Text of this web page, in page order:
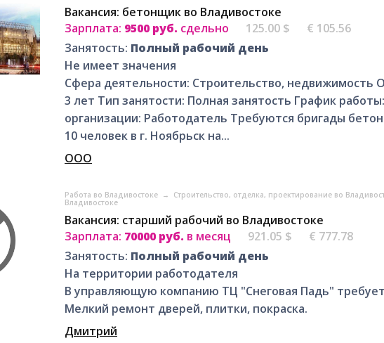
Вакансия: бетонщик во Владивостоке
Зарплата: 9500 руб. сдельно 125.00 $
€ 105.56
Занятость: Полный рабочий день
Не имеет значения
Сфера деятельности: Строительство, недвижимость
3 лет Тип занятости: Полная занятость График
организации: Работодатель Требуются бригады
10 человек в г. Ноябрьск на...
ООО
Работа во Владивостоке → Строительство, отделка, проектирование во
Владивостоке
Вакансия: старший рабочий во Владивостоке
Зарплата: 70000 руб. в месяц 921.05 $
€ 777.78
Занятость: Полный рабочий день
На территории работодателя
В управляющую компанию ТЦ "Снеговая Падь"
Мелкий ремонт дверей, плитки, покраска.
Дмитрий